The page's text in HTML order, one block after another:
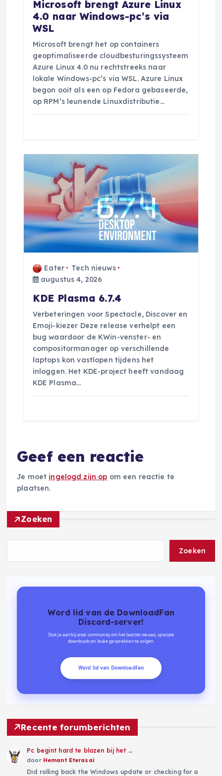
Microsoft brengt Azure Linux
4.0 naar Windows-pc’s via
WSL
Microsoft brengt het op containers
geoptimaliseerde cloudbesturingssysteem
Azure Linux 4.0 nu rechtstreeks naar
lokale Windows-pc’s via WSL. Azure Linux
begon ooit als een op Fedora gebaseerde,
op RPM’s leunende Linuxdistributie…
Eater
Tech nieuws
augustus 4, 2026
KDE Plasma 6.7.4
Verbeteringen voor Spectacle, Discover en
Emoji-kiezer Deze release verhelpt een
bug waardoor de KWin-venster- en
compositormanager op verschillende
laptops kon vastlopen tijdens het
inloggen. Het KDE-project heeft vandaag
KDE Plasma…
Geef een reactie
Je moet ingelogd zijn op om een reactie te
plaatsen.
Zoeken
Zoeken
Word lid van de DownloadFan
Discord-server!
Sluit je aan bij onze community om het laatste nieuws, speciale
downloads en leuke gesprekken te volgen.
Word lid van DownloadFan
Recente forumberichten
Pc begint hard te blazen bij het …
door Hemant Eterasai
Did rolling back the Windows update or checking for a